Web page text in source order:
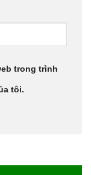
trong trình
tôi.